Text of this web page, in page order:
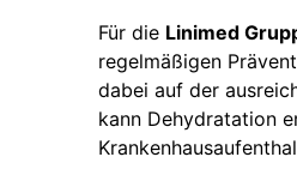
Für die Linimed
regelmäßigen
dabei auf der
kann Dehydratation